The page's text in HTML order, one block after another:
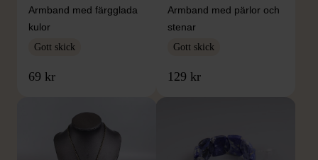
Armband med färgglada
kulor
Gott skick
69 kr
Armband med pärlor och
stenar
Gott skick
129 kr